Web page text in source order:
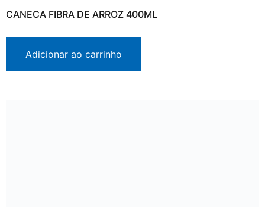
CANECA FIBRA DE ARROZ 400ML
Adicionar ao carrinho